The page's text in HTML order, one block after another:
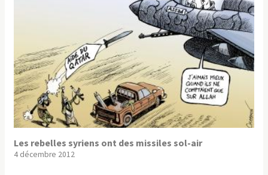
Les rebelles syriens ont des missiles sol-air
4 décembre 2012